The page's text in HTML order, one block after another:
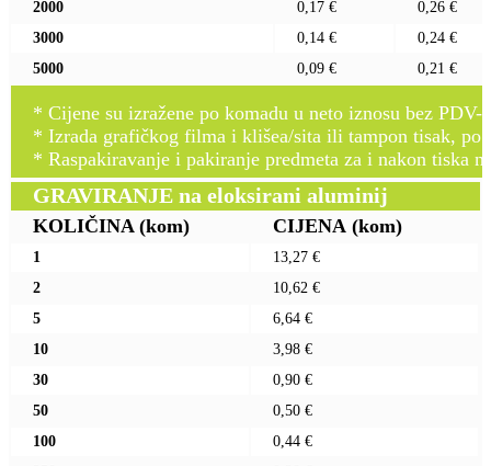
2000
0,17 €
0,26 €
3000
0,14 €
0,24 €
5000
0,09 € 0,21 €
* Cijene su izražene po komadu u neto iznosu bez PDV-
* Izrada grafičkog filma i klišea/sita ili tampon tisak, po
* Raspakiravanje i pakiranje predmeta za i nakon tiska
GRAVIRANJE na eloksirani aluminij
KOLIČINA (kom) CIJENA (kom)
1
13,27 €
2
10,62 €
5
6,64 €
10
3,98 €
30
0,90 €
50
0,50 €
100
0,44 €